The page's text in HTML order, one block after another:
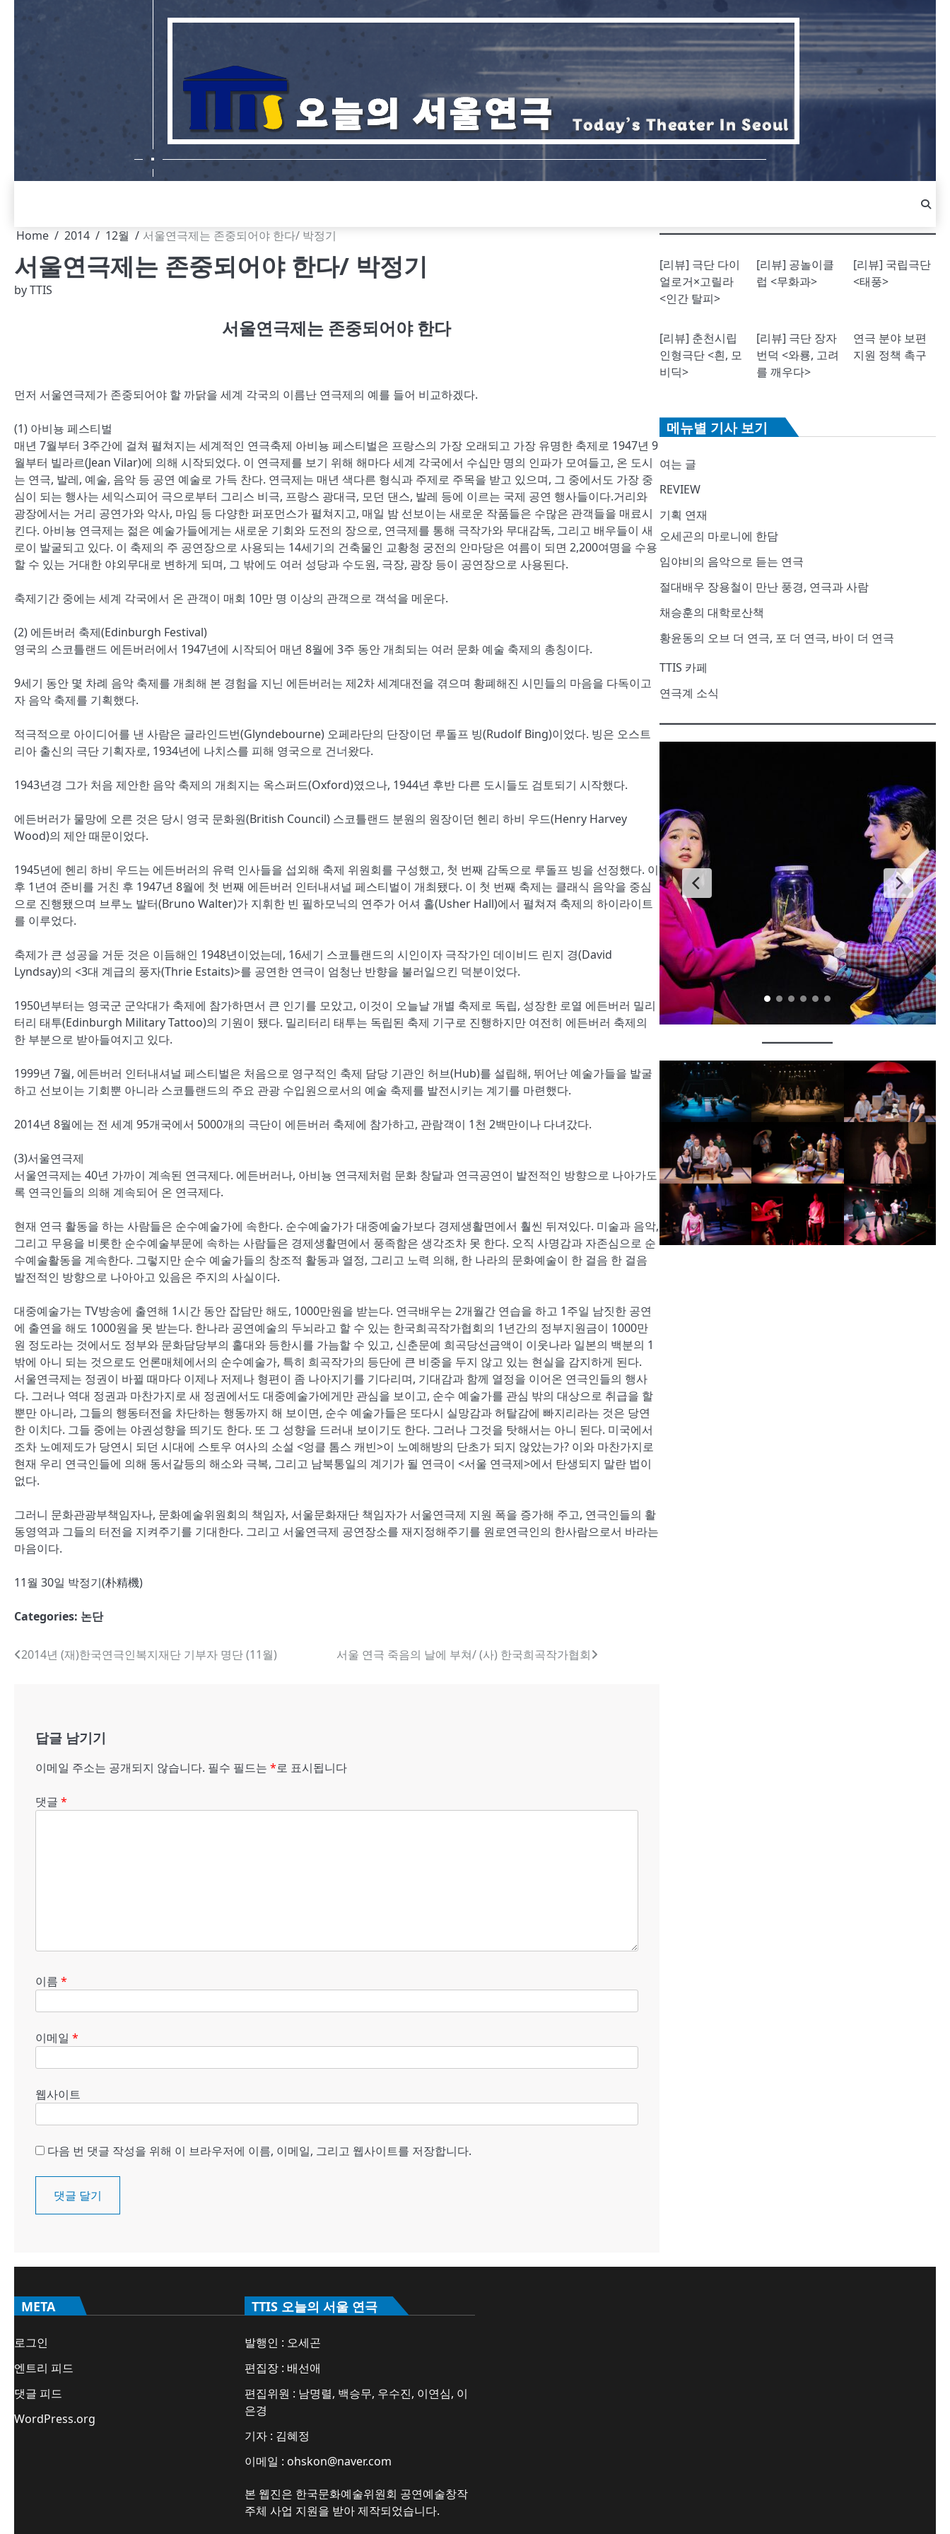
Home 2014 12월 서울연극제는 존중되어야 한다/ 박정기
서울연극제는 존중되어야 한다/ 박정기
byTTIS
서울연극제는 존중되어야 한다
먼저 서울연극제가 존중되어야 할 까닭을 세계 각국의 이름난 연극제의 예를 들어 비교하겠다.
(1) 아비뇽 페스티벌
매년 7월부터 3주간에 걸쳐 펼쳐지는 세계적인 연극축제 아비뇽 페스티벌은 프랑스의 가장 오래되고 가장 유명한 축제로 1947년 9
월부터 빌라르(Jean Vilar)에 의해 시작되었다. 이 연극제를 보기 위해 해마다 세계 각국에서 수십만 명의 인파가 모여들고, 온 도시
는 연극, 발레, 예술, 음악 등 공연 예술로 가득 찬다. 연극제는 매년 색다른 형식과 주제로 주목을 받고 있으며, 그 중에서도 가장 중
심이 되는 행사는 세익스피어 극으로부터 그리스 비극, 프랑스 광대극, 모던 댄스, 발레 등에 이르는 국제 공연 행사들이다.거리와
광장에서는 거리 공연가와 악사, 마임 등 다양한 퍼포먼스가 펼쳐지고, 매일 밤 선보이는 새로운 작품들은 수많은 관객들을 매료시
킨다. 아비뇽 연극제는 젊은 예술가들에게는 새로운 기회와 도전의 장으로, 연극제를 통해 극작가와 무대감독, 그리고 배우들이 새
로이 발굴되고 있다. 이 축제의 주 공연장으로 사용되는 14세기의 건축물인 교황청 궁전의 안마당은 여름이 되면 2,200여명을 수용
할 수 있는 거대한 야외무대로 변하게 되며, 그 밖에도 여러 성당과 수도원, 극장, 광장 등이 공연장으로 사용된다.
축제기간 중에는 세계 각국에서 온 관객이 매회 10만 명 이상의 관객으로 객석을 메운다.
(2) 에든버러 축제(Edinburgh Festival)
영국의 스코틀랜드 에든버러에서 1947년에 시작되어 매년 8월에 3주 동안 개최되는 여러 문화 예술 축제의 총칭이다.
9세기 동안 몇 차례 음악 축제를 개최해 본 경험을 지닌 에든버러는 제2차 세계대전을 겪으며 황폐해진 시민들의 마음을 다독이고
자 음악 축제를 기획했다.
적극적으로 아이디어를 낸 사람은 글라인드번(Glyndebourne) 오페라단의 단장이던 루돌프 빙(Rudolf Bing)이었다. 빙은 오스트
리아 출신의 극단 기획자로, 1934년에 나치스를 피해 영국으로 건너왔다.
1943년경 그가 처음 제안한 음악 축제의 개최지는 옥스퍼드(Oxford)였으나, 1944년 후반 다른 도시들도 검토되기 시작했다.
에든버러가 물망에 오른 것은 당시 영국 문화원(British Council) 스코틀랜드 분원의 원장이던 헨리 하비 우드(Henry Harvey
Wood)의 제안 때문이었다.
1945년에 헨리 하비 우드는 에든버러의 유력 인사들을 섭외해 축제 위원회를 구성했고, 첫 번째 감독으로 루돌프 빙을 선정했다. 이
후 1년여 준비를 거친 후 1947년 8월에 첫 번째 에든버러 인터내셔널 페스티벌이 개최됐다. 이 첫 번째 축제는 클래식 음악을 중심
으로 진행됐으며 브루노 발터(Bruno Walter)가 지휘한 빈 필하모닉의 연주가 어셔 홀(Usher Hall)에서 펼쳐져 축제의 하이라이트
를 이루었다.
축제가 큰 성공을 거둔 것은 이듬해인 1948년이었는데, 16세기 스코틀랜드의 시인이자 극작가인 데이비드 린지 경(David
Lyndsay)의 <3대 계급의 풍자(Thrie Estaits)>를 공연한 연극이 엄청난 반향을 불러일으킨 덕분이었다.
1950년부터는 영국군 군악대가 축제에 참가하면서 큰 인기를 모았고, 이것이 오늘날 개별 축제로 독립, 성장한 로열 에든버러 밀리
터리 태투(Edinburgh Military Tattoo)의 기원이 됐다. 밀리터리 태투는 독립된 축제 기구로 진행하지만 여전히 에든버러 축제의
한 부분으로 받아들여지고 있다.
1999년 7월, 에든버러 인터내셔널 페스티벌은 처음으로 영구적인 축제 담당 기관인 허브(Hub)를 설립해, 뛰어난 예술가들을 발굴
하고 선보이는 기회뿐 아니라 스코틀랜드의 주요 관광 수입원으로서의 예술 축제를 발전시키는 계기를 마련했다.
2014년 8월에는 전 세계 95개국에서 5000개의 극단이 에든버러 축제에 참가하고, 관람객이 1천 2백만이나 다녀갔다.
(3)서울연극제
서울연극제는 40년 가까이 계속된 연극제다. 에든버러나, 아비뇽 연극제처럼 문화 창달과 연극공연이 발전적인 방향으로 나아가도
록 연극인들의 의해 계속되어 온 연극제다.
현재 연극 활동을 하는 사람들은 순수예술가에 속한다. 순수예술가가 대중예술가보다 경제생활면에서 훨씬 뒤져있다. 미술과 음악,
그리고 무용을 비롯한 순수예술부문에 속하는 사람들은 경제생활면에서 풍족함은 생각조차 못 한다. 오직 사명감과 자존심으로 순
수예술활동을 계속한다. 그렇지만 순수 예술가들의 창조적 활동과 열정, 그리고 노력 의해, 한 나라의 문화예술이 한 걸음 한 걸음
발전적인 방향으로 나아아고 있음은 주지의 사실이다.
대중예술가는 TV방송에 출연해 1시간 동안 잡담만 해도, 1000만원을 받는다. 연극배우는 2개월간 연습을 하고 1주일 남짓한 공연
에 출연을 해도 1000원을 못 받는다. 한나라 공연예술의 두뇌라고 할 수 있는 한국희곡작가협회의 1년간의 정부지원금이 1000만
원 정도라는 것에서도 정부와 문화담당부의 홀대와 등한시를 가늠할 수 있고, 신춘문예 희곡당선금액이 이웃나라 일본의 백분의 1
밖에 아니 되는 것으로도 언론매체에서의 순수예술가, 특히 희곡작가의 등단에 큰 비중을 두지 않고 있는 현실을 감지하게 된다.
서울연극제는 정권이 바뀔 때마다 이제나 저제나 형편이 좀 나아지기를 기다리며, 기대감과 함께 열정을 이어온 연극인들의 행사
다. 그러나 역대 정권과 마찬가지로 새 정권에서도 대중예술가에게만 관심을 보이고, 순수 예술가를 관심 밖의 대상으로 취급을 할
뿐만 아니라, 그들의 행동터전을 차단하는 행동까지 해 보이면, 순수 예술가들은 또다시 실망감과 허탈감에 빠지리라는 것은 당연
한 이치다. 그들 중에는 야권성향을 띄기도 한다. 또 그 성향을 드러내 보이기도 한다. 그러나 그것을 탓해서는 아니 된다. 미국에서
조차 노예제도가 당연시 되던 시대에 스토우 여사의 소설 <엉클 톰스 캐빈>이 노예해방의 단초가 되지 않았는가? 이와 마찬가지로
현재 우리 연극인들에 의해 동서갈등의 해소와 극복, 그리고 남북통일의 계기가 될 연극이 <서울 연극제>에서 탄생되지 말란 법이
없다.
그러니 문화관광부책임자나, 문화예술위원회의 책임자, 서울문화재단 책임자가 서울연극제 지원 폭을 증가해 주고, 연극인들의 활
동영역과 그들의 터전을 지켜주기를 기대한다. 그리고 서울연극제 공연장소를 재지정해주기를 원로연극인의 한사람으로서 바라는
마음이다.
11월 30일 박정기(朴精機)
Categories: 논단
글2014년 (재)한국연극인복지재단 기부자 명단 (11월) 서울 연극 죽음의 날에 부쳐/ (사) 한국희곡작가협회
답글 남기기
이메일 주소는 공개되지 않습니다. 필수 필드는 *로 표시됩니다
댓글 *
이름 *
이메일 *
웹사이트
다음 번 댓글 작성을 위해 이 브라우저에 이름, 이메일, 그리고 웹사이트를 저장합니다.
[리뷰] 극단 다이
얼로거×고릴라
<인간 탈피>
[리뷰] 공놀이클
럽 <무화과>
[리뷰] 국립극단
<태풍>
[리뷰] 춘천시립
인형극단 <흰, 모
비딕>
[리뷰] 극단 장자
번덕 <와룡, 고려
를 깨우다>
연극 분야 보편
지원 정책 촉구
메뉴별 기사 보기
여는 글
REVIEW
기획 연재
오세곤의 마로니에 한담
임야비의 음악으로 듣는 연극
절대배우 장용철이 만난 풍경, 연극과 사람
채승훈의 대학로산책
황윤동의 오브 더 연극, 포 더 연극, 바이 더 연극
TTIS 카페
연극계 소식
META
로그인
엔트리 피드
댓글 피드
WordPress.org
TTIS 오늘의 서울 연극
발행인 : 오세곤
편집장 : 배선애
편집위원 : 남명렬, 백승무, 우수진, 이연심, 이
은경
기자 : 김혜정
이메일 : ohskon@naver.com
본 웹진은 한국문화예술위원회 공연예술창작
주체 사업 지원을 받아 제작되었습니다.